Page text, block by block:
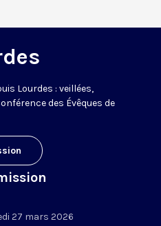
Lourdes : veillées,
des Évêques de
27 mars 2026